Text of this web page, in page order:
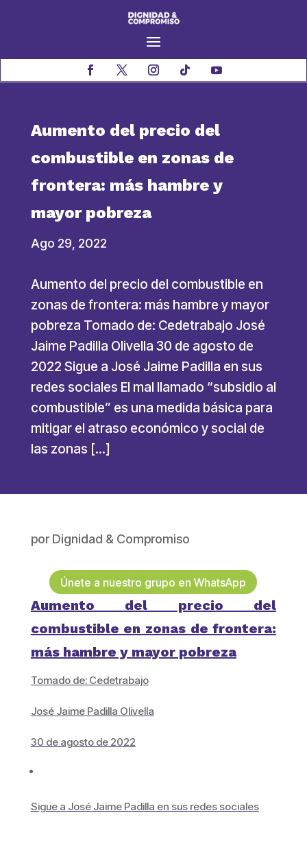
Aumento del precio del
combustible en zonas de
frontera: más hambre y
mayor pobreza
Ago 29, 2022
Aumento del precio del combustible en
zonas de frontera: más hambre y mayor
pobreza Tomado de: Cedetrabajo José
Jaime Padilla Olivella 30 de agosto de
2022 Sigue a José Jaime Padilla en sus
redes sociales El mal llamado “subsidio al
combustible” es una medida básica para
mitigar el atraso económico y social de
las zonas […]
porDignidad & Compromiso
Únete a nuestro grupo en WhatsApp
Aumento del precio del
combustible en zonas de frontera:
más hambre y mayor pobreza
Tomado de: Cedetrabajo
José Jaime Padilla Olivella
30 de agosto de 2022
Sigue a José Jaime Padilla en sus redes sociales